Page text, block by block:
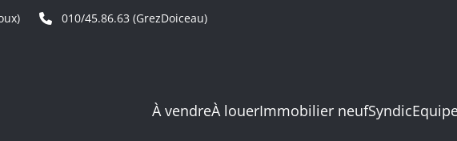
010/45.86.63 (GrezDoiceau)
À vendreÀ louerImmobilier neufSyndic